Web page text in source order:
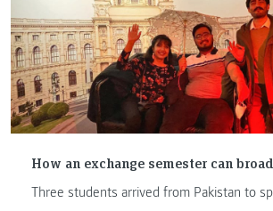
How an exchange semester can
Three students arrived from Pakistan to